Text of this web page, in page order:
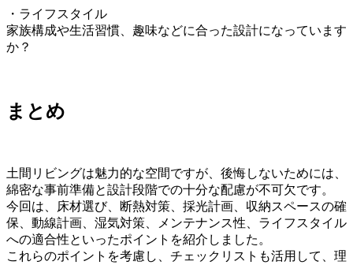
・ライフスタイル
家族構成や生活習慣、趣味などに合った設計になっています
か？
まとめ
土間リビングは魅力的な空間ですが、後悔しないためには、
綿密な事前準備と設計段階での十分な配慮が不可欠です。
今回は、床材選び、断熱対策、採光計画、収納スペースの確
保、動線計画、湿気対策、メンテナンス性、ライフスタイル
への適合性といったポイントを紹介しました。
これらのポイントを考慮し、チェックリストも活用して、理